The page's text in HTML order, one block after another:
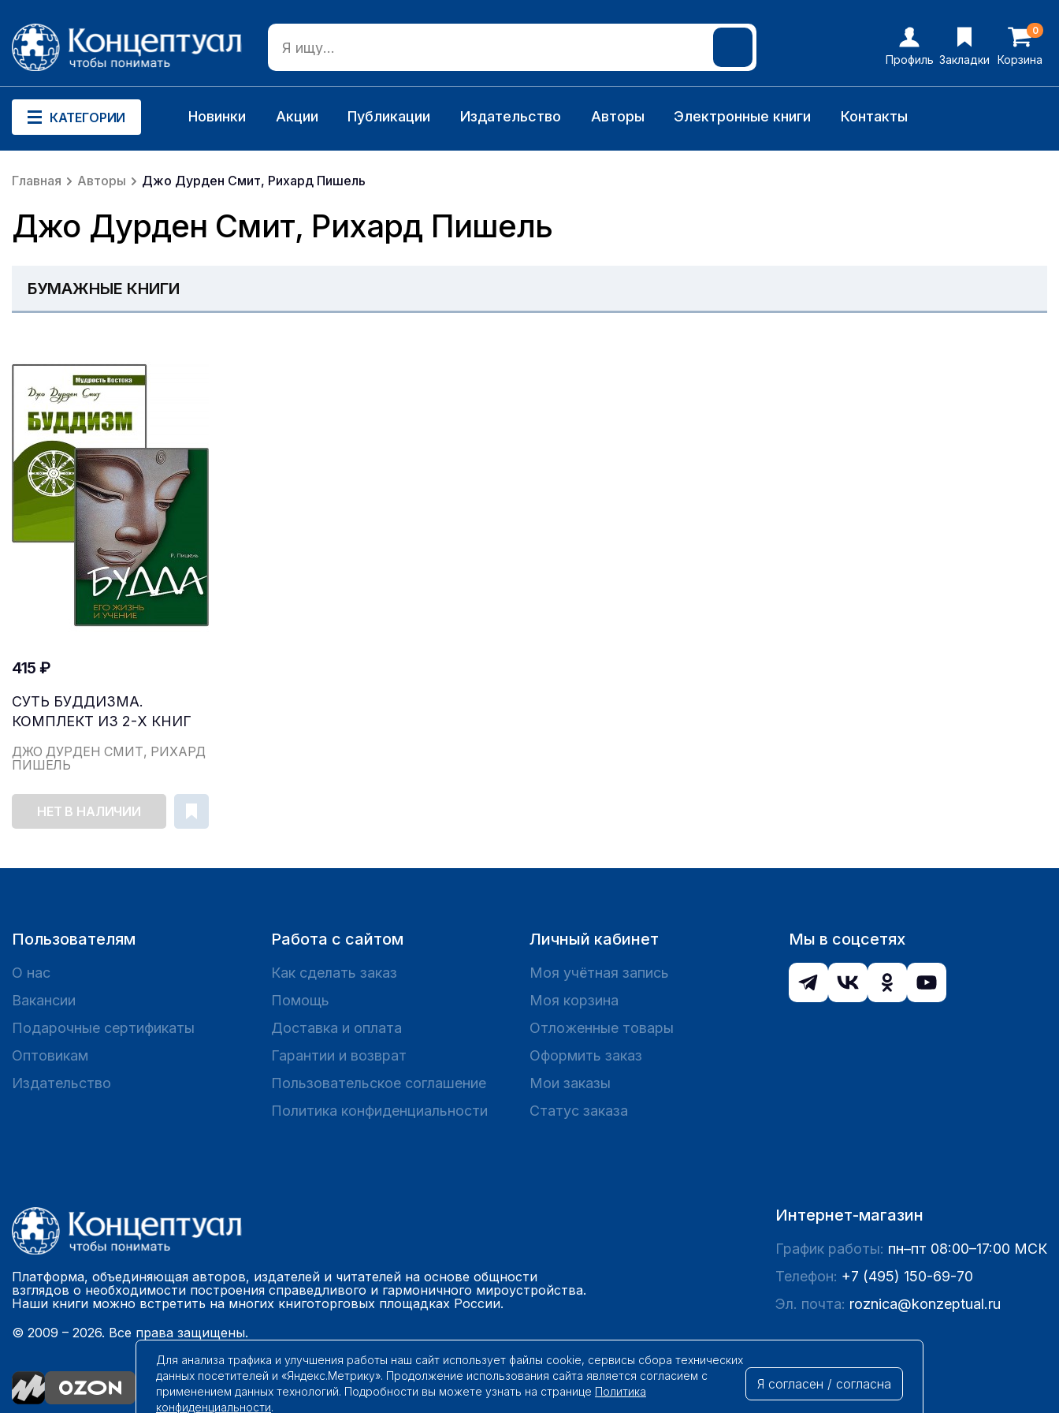
Профиль Закладки
0
Корзина
КАТЕГОРИИ Новинки Акции Публикации Издательство Авторы Электронные книги Контакты
Главная Авторы Джо Дурден Смит, Рихард Пишель
Джо Дурден Смит, Рихард Пишель
БУМАЖНЫЕ КНИГИ
415 ₽
СУТЬ БУДДИЗМА.
КОМПЛЕКТ ИЗ 2-Х КНИГ
ДЖО ДУРДЕН СМИТ, РИХАРД
ПИШЕЛЬ
НЕТ В НАЛИЧИИ
Пользователям
О нас
Вакансии
Подарочные сертификаты
Оптовикам
Издательство
Работа с сайтом
Как сделать заказ
Помощь
Доставка и оплата
Гарантии и возврат
Пользовательское соглашение
Политика конфиденциальности
Личный кабинет
Моя учётная запись
Моя корзина
Отложенные товары
Оформить заказ
Мои заказы
Статус заказа
Мы в соцсетях
Платформа, объединяющая авторов, издателей и читателей на основе общности
взглядов о необходимости построения справедливого и гармоничного мироустройства.
Наши книги можно встретить на многих книготорговых площадках России.
© 2009 – 2026. Все права защищены.
Интернет-магазин
График работы: пн–пт 08:00–17:00 МСК
Телефон: +7 (495) 150-69-70
Эл. почта: roznica@konzeptual.ru
Для анализа трафика и улучшения работы наш сайт использует файлы cookie, сервисы сбора технических
данных посетителей и «Яндекс.Метрику». Продолжение использования сайта является согласием с
применением данных технологий. Подробности вы можете узнать на странице Политика
конфиденциальности.
Я согласен / согласна